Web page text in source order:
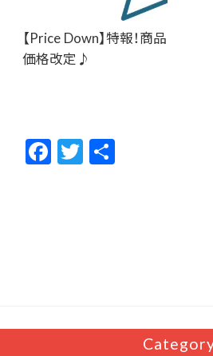
【Price Down】特報！商品
価格改定♪
F
ac
T
w